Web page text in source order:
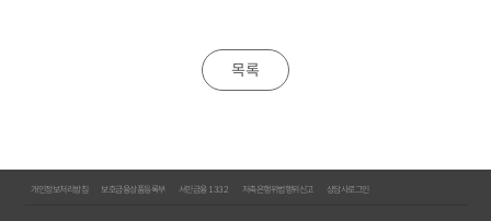
목록
개인정보처리방침 보호금융상품등록부 서민금융 1332 저축은행위법행위신고 상담사로그인